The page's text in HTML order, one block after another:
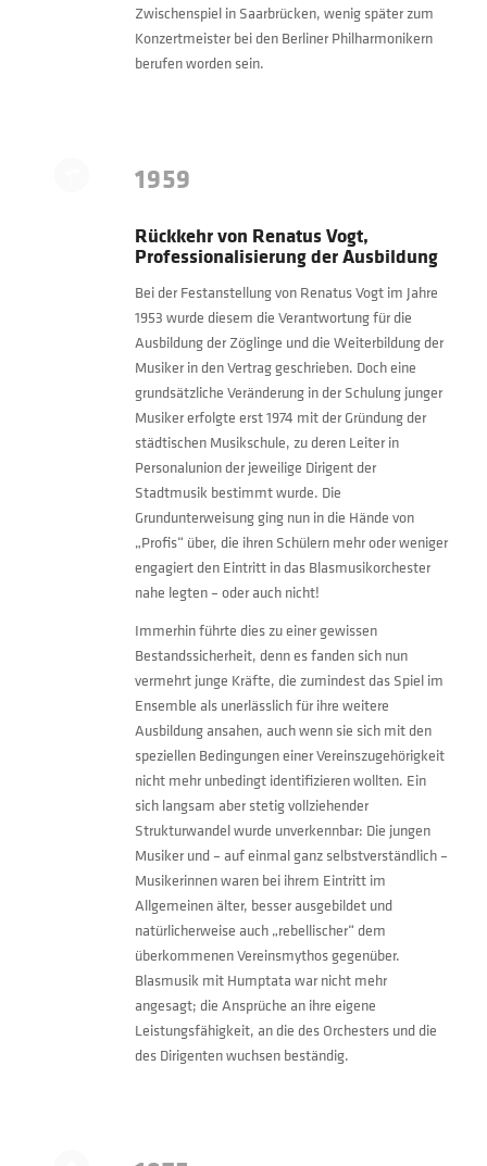
Zwischenspiel in Saarbrücken, wenig später zum
Konzertmeister bei den Berliner Philharmonikern
berufen worden sein.
1959
Rückkehr von Renatus Vogt,
Professionalisierung der Ausbildung
Bei der Festanstellung von Renatus Vogt im Jahre
1953 wurde diesem die Verantwortung für die
Ausbildung der Zöglinge und die Weiterbildung der
Musiker in den Vertrag geschrieben. Doch eine
grundsätzliche Veränderung in der Schulung junger
Musiker erfolgte erst 1974 mit der Gründung der
städtischen Musikschule, zu deren Leiter in
Personalunion der jeweilige Dirigent der
Stadtmusik bestimmt wurde. Die
Grundunterweisung ging nun in die Hände von
„Profis“ über, die ihren Schülern mehr oder weniger
engagiert den Eintritt in das Blasmusikorchester
nahe legten – oder auch nicht!
Immerhin führte dies zu einer gewissen
Bestandssicherheit, denn es fanden sich nun
vermehrt junge Kräfte, die zumindest das Spiel im
Ensemble als unerlässlich für ihre weitere
Ausbildung ansahen, auch wenn sie sich mit den
speziellen Bedingungen einer Vereinszugehörigkeit
nicht mehr unbedingt identifizieren wollten. Ein
sich langsam aber stetig vollziehender
Strukturwandel wurde unverkennbar: Die jungen
Musiker und – auf einmal ganz selbstverständlich –
Musikerinnen waren bei ihrem Eintritt im
Allgemeinen älter, besser ausgebildet und
natürlicherweise auch „rebellischer“ dem
überkommenen Vereinsmythos gegenüber.
Blasmusik mit Humptata war nicht mehr
angesagt; die Ansprüche an ihre eigene
Leistungsfähigkeit, an die des Orchesters und die
des Dirigenten wuchsen beständig.